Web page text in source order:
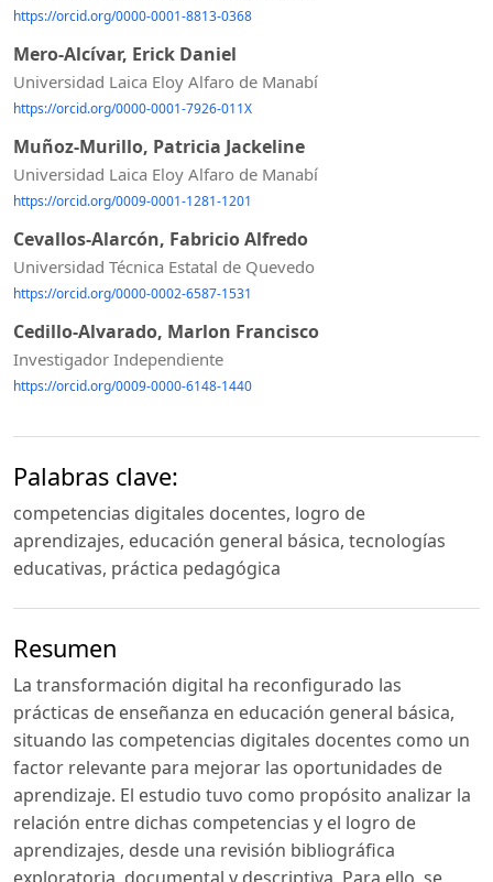
https://orcid.org/0000-0001-8813-0368
Mero-Alcívar, Erick Daniel
Universidad Laica Eloy Alfaro de Manabí
https://orcid.org/0000-0001-7926-011X
Muñoz-Murillo, Patricia Jackeline
Universidad Laica Eloy Alfaro de Manabí
https://orcid.org/0009-0001-1281-1201
Cevallos-Alarcón, Fabricio Alfredo
Universidad Técnica Estatal de Quevedo
https://orcid.org/0000-0002-6587-1531
Cedillo-Alvarado, Marlon Francisco
Investigador Independiente
https://orcid.org/0009-0000-6148-1440
Palabras clave:
competencias digitales docentes, logro de
aprendizajes, educación general básica, tecnologías
educativas, práctica pedagógica
Resumen
La transformación digital ha reconfigurado las
prácticas de enseñanza en educación general básica,
situando las competencias digitales docentes como un
factor relevante para mejorar las oportunidades de
aprendizaje. El estudio tuvo como propósito analizar la
relación entre dichas competencias y el logro de
aprendizajes, desde una revisión bibliográfica